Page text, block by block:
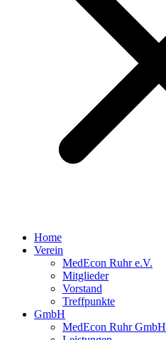
Home
Verein
MedEcon Ruhr e.V.
Mitglieder
Vorstand
Treffpunkte
GmbH
MedEcon Ruhr GmbH